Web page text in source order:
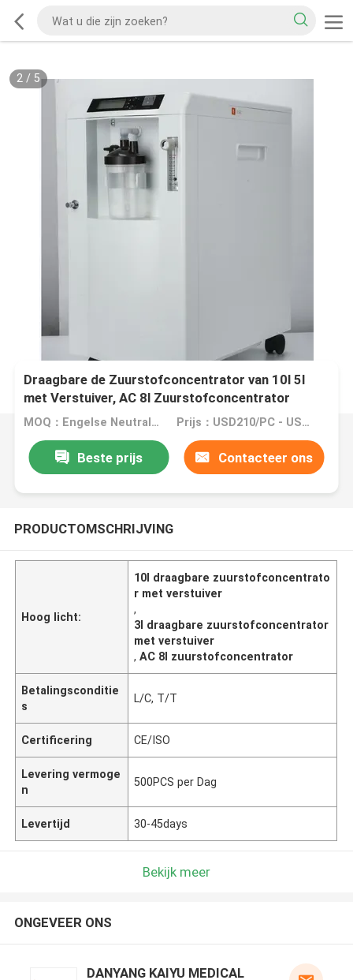
2/ 5
Draagbare de Zuurstofconcentrator van 10l 5l
met Verstuiver, AC 8l Zuurstofconcentrator
MOQ：Engelse Neutrale Versie: MOQ 10PCS/OEM: MOQ 100PCS Prijs：USD210/PC - USD450/PC
Beste prijs Contacteer ons
PRODUCTOMSCHRIJVING
Hoog licht:
10l draagbare zuurstofconcentrato
r met verstuiver
,
3l draagbare zuurstofconcentrator
met verstuiver
,AC 8l zuurstofconcentrator
Betalingsconditie
s
L/C, T/T
Certificering CE/ISO
Levering vermoge
n
500PCS per Dag
Levertijd 30-45days
Bekijk meer
ONGEVEER ONS
DANYANG KAIYU MEDICAL